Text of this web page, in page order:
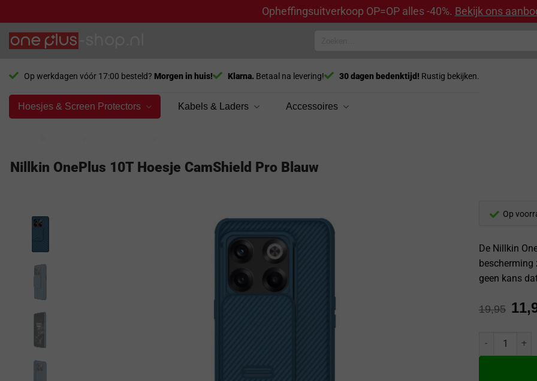
Opheffingsuitverkoop OP=OP alles -40%. Bekijk ons
Ga
naar
Op werkdagen vóór 17:00 besteld? Morgen in huis! Klarna. Betaal na levering! 30 dagen bedenktijd! Rustig bekijken.
Hoesjes & Screen Protectors Kabels & Laders Accessoires
Nillkin OnePlus 10T Hoesje CamShield Pro Blauw
Op
De Nillkin
bescherming
geen kans
19,95
Nillkin